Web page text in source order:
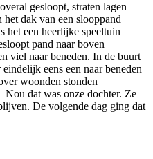
gesloopt, straten lagen
dak van een slooppand
het een heerlijke speeltuin
pand naar boven
viel naar beneden. In de buurt
eens een naar beneden
woonden stonden
dat was onze dochter. Ze
De volgende dag ging dat